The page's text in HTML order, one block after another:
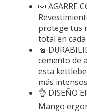
🧤 AGARRE
protege tus
total en
🔩
cemento de
esta
más
👌 DISEÑO
Mango